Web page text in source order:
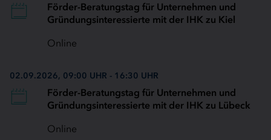
Förder-Beratungstag für Unternehmen und
Gründungsinteressierte mit der IHK zu Kiel
Online
02.09.2026, 09:00 UHR - 16:30 UHR
Förder-Beratungstag für Unternehmen und
Gründungsinteressierte mit der IHK zu Lübeck
Online